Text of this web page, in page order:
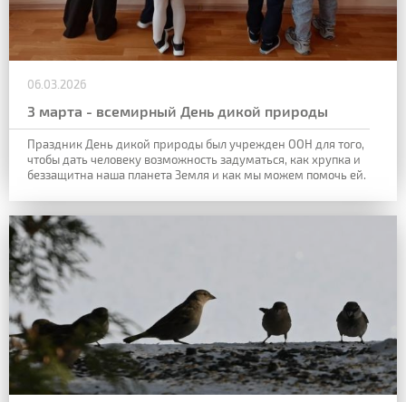
06.03.2026
3 марта - всемирный День дикой природы
Праздник День дикой природы был учрежден ООН для того,
чтобы дать человеку возможность задуматься, как хрупка и
беззащитна наша планета Земля и как мы можем помочь ей.